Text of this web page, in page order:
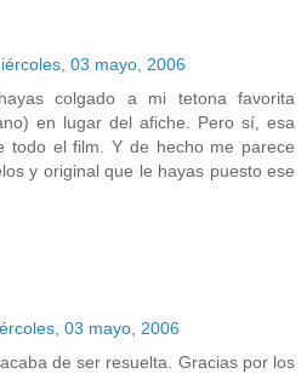
03 mayo, 2006
colgado a mi tetona favorita
en lugar del afiche. Pero sí, esa
todo el film. Y de hecho me parece
y original que le hayas puesto ese
03 mayo, 2006
de ser resuelta. Gracias por los